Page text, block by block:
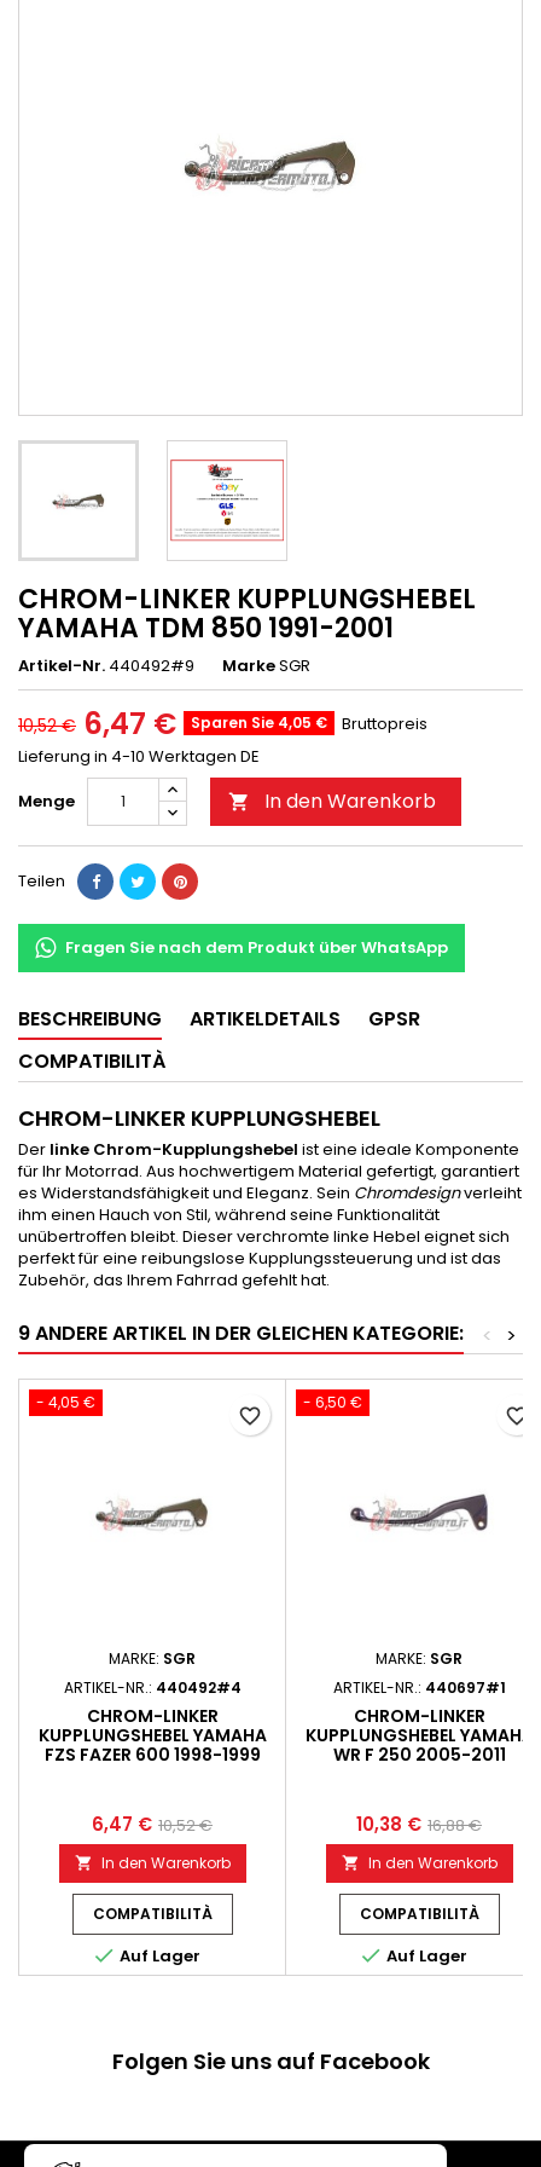
CHROM-LINKER KUPPLUNGSHEBEL
YAMAHA TDM 850 1991-2001
Artikel-Nr. 440492#9 MarkeSGR
10,52 € 6,47 € Sparen Sie 4,05 €
Bruttopreis
Lieferung in 4-10 Werktagen DE
Menge
 In den Warenkorb
Teilen
Fragen Sie nach dem Produkt über WhatsApp
BESCHREIBUNG ARTIKELDETAILS
GPSR
COMPATIBILITÀ
CHROM-LINKER KUPPLUNGSHEBEL
Der linke Chrom-Kupplungshebel ist eine ideale Komponente
für Ihr Motorrad. Aus hochwertigem Material gefertigt, garantiert
es Widerstandsfähigkeit und Eleganz. Sein Chromdesignverleiht
ihm einen Hauch von Stil, während seine Funktionalität
unübertroffen bleibt. Dieser verchromte linke Hebel eignet sich
perfekt für eine reibungslose Kupplungssteuerung und ist das
Zubehör, das Ihrem Fahrrad gefehlt hat.
9 ANDERE ARTIKEL IN DER GLEICHEN KATEGORIE: >
<
- 4,05 €
MARKE: SGR
ARTIKEL-NR.: 440492#4
CHROM-LINKER
KUPPLUNGSHEBEL YAMAHA
FZS FAZER 600 1998-1999
6,47 € 10,52 €
 In den Warenkorb
COMPATIBILITÀ
 Auf Lager
favorite_border
- 6,50 €
MARKE: SGR
ARTIKEL-NR.: 440697#1
CHROM-LINKER
KUPPLUNGSHEBEL YAMAHA
WR F 250 2005-2011
10,38 € 16,88 €
 In den Warenkorb
COMPATIBILITÀ
 Auf Lager
favorite_border
Folgen Sie uns auf Facebook